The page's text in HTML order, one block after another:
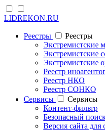
LIDREKON.RU
Реестры
Реестры
Экстремистские
Экстремистские
Экстремистские
Реестр
Реестр НКО
Реестр СОНКО
Cервисы
Cервисы
Контент-фильтр
Безопасный
Версия сайта для